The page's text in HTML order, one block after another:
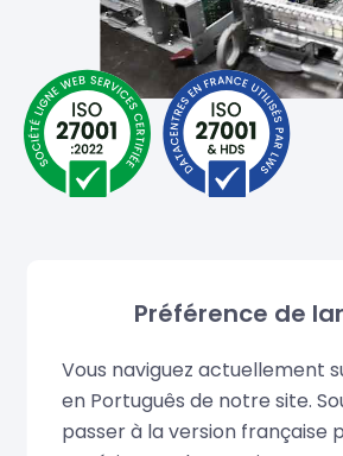
Cópias de
instantâneos
Préférence de
Vous naviguez actuellement
en Português de notre site.
passer à la version française